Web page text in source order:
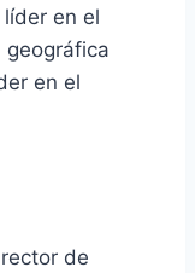
en el
geográfica
en el
de